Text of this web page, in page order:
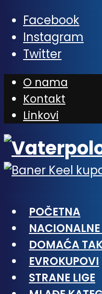
Facebook
Instagram
Twitter
O nama
Kontakt
Linkovi
POČETNA
NACIONALNE
DOMAĆA
EVROKUPOVI
STRANE LIGE